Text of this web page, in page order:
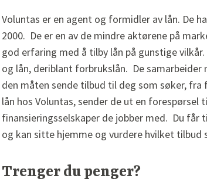
Voluntas er en agent og formidler av lån. De
2000. De er en av de mindre aktørene på
god erfaring med å tilby lån på gunstige
og lån, deriblant forbrukslån. De samarbeider
den måten sende tilbud til deg som søker, fra
lån hos Voluntas, sender de ut en forespørsel
finansieringsselskaper de jobber med. Du
og kan sitte hjemme og vurdere hvilket tilbud
Trenger du penger?